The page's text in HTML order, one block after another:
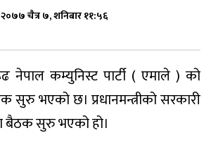
२०७७ चैत्र ७, शनिबार ११:५६
नेपाल कम्युनिस्ट पार्टी ( एमाले ) को
भएको छ। प्रधानमन्त्रीको सरकारी
बैठक सुरु भएको हो।